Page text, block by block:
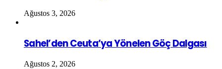
Ağustos 3, 2026
Sahel’den Ceuta’ya Yönelen Göç Dalgası
Ağustos 2, 2026